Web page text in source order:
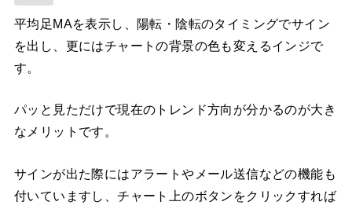
平均足MAを表示し、陽転・陰転のタイミングでサイン
を出し、更にはチャートの背景の色も変えるインジで
す。
パッと見ただけで現在のトレンド方向が分かるのが大き
なメリットです。
サインが出た際にはアラートやメール送信などの機能も
付いていますし、チャート上のボタンをクリックすれば